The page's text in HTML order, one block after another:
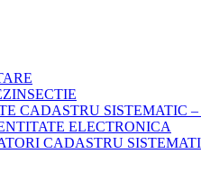
CADASTRU SISTEMATIC
ELECTRONICA
CADASTRU